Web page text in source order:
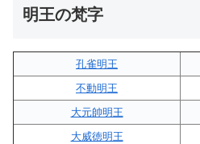
明王の梵字
孔雀明王
不動明王
大元帥明王
大威徳明王